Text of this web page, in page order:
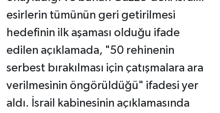
esirlerin tümünün geri getirilmesi
hedefinin ilk aşaması olduğu ifade
edilen açıklamada, "50 rehinenin
serbest bırakılması için çatışmalara ara
verilmesinin öngörüldüğü" ifadesi yer
aldı. İsrail kabinesinin açıklamasında